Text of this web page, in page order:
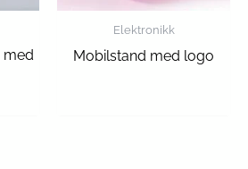
med
Elektronikk
Mobilstand med logo